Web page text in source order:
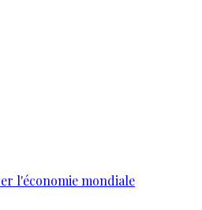
l'économie mondiale